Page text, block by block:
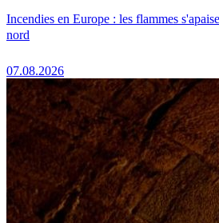
Incendies en Europe : les flammes
nord
07.08.2026